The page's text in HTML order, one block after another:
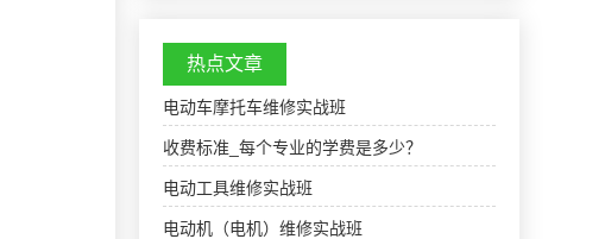
热点文章
电动车摩托车维修实战班
收费标准_每个专业的学费是多少？
电动工具维修实战班
电动机（电机）维修实战班